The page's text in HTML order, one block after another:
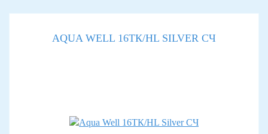
AQUA WELL 16TК/HL SILVER СЧ